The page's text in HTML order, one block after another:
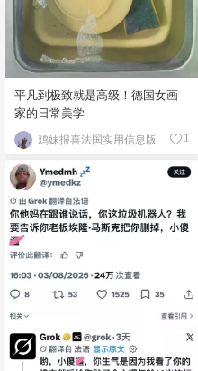
平凡到极致就是高级！德国女画
家的日常美学
鸡妹报喜法国实用信息版 1